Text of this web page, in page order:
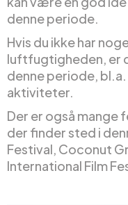
denne periode.
Hvis du ikke har
luftfugtigheden, er
denne periode,
aktiviteter.
Der er også mange
der finder sted i
Festival, Coconut
International Film